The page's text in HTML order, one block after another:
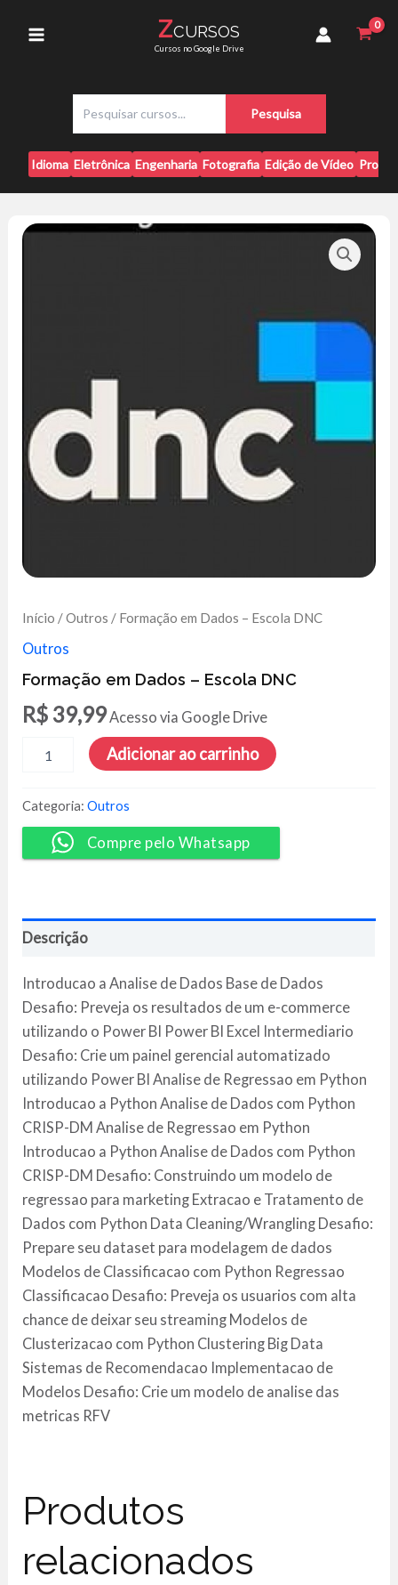
Menu
ZCURSOS
Cursos no Google Drive
s
q
u
i
a
Pesquisa
Idioma Eletrônica Engenharia Fotografia Edição de Vídeo
Início /Outros / Formação em Dados – Escola DNC
Outros
Formação em Dados – Escola DNC
R$ 39,99Acesso via Google Drive
-
Escola
DNC
quantidade
Adicionar ao carrinho
Categoria:Outros
Compre pelo Whatsapp
Descrição
Introducao a Analise de Dados Base de Dados
Desafio: Preveja os resultados de um e-commerce
utilizando o Power BI Power BI Excel Intermediario
Desafio: Crie um painel gerencial automatizado
utilizando Power BI Analise de Regressao em Python
Introducao a Python Analise de Dados com Python
CRISP-DM Analise de Regressao em Python
Introducao a Python Analise de Dados com Python
CRISP-DM Desafio: Construindo um modelo de
regressao para marketing Extracao e Tratamento de
Dados com Python Data Cleaning/Wrangling Desafio:
Prepare seu dataset para modelagem de dados
Modelos de Classificacao com Python Regressao
Classificacao Desafio: Preveja os usuarios com alta
chance de deixar seu streaming Modelos de
Clusterizacao com Python Clustering Big Data
Sistemas de Recomendacao Implementacao de
Modelos Desafio: Crie um modelo de analise das
metricas RFV
Produtos
relacionados
Escola